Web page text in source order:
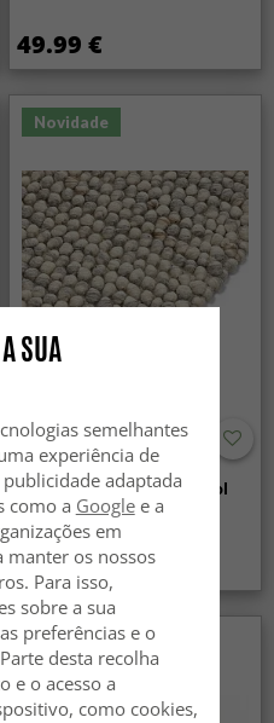
49.99 €
Novidade
Tapete de lã - Avafors Wool
Bubble (cinza/bege)
95.99 €
SUA
semelhantes
experiência de
adaptada
como a Googlee a
em
manter os nossos
Para isso,
sobre a sua
preferências e o
desta recolha
e o acesso a
como cookies,